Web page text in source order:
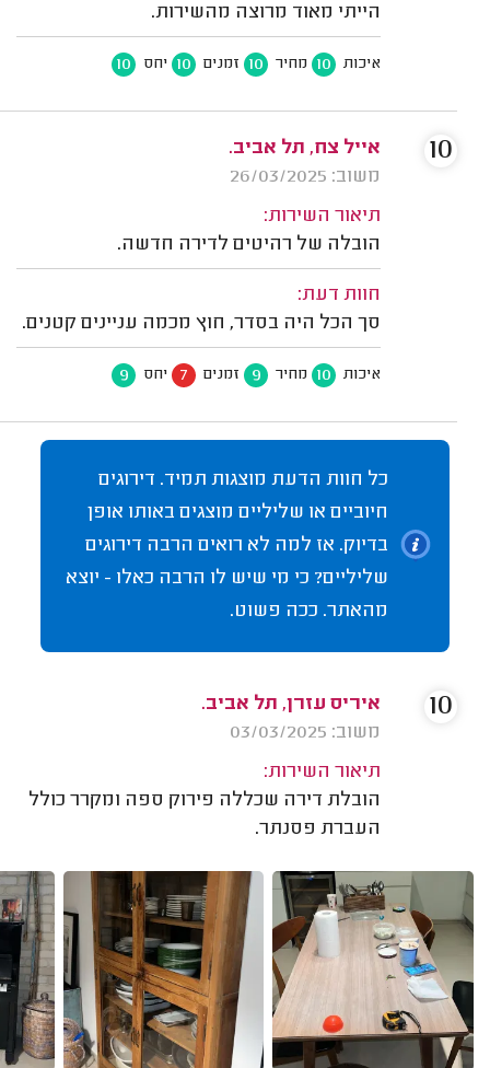
הייתי מאוד מרוצה מהשירות.
איכות 10 מחיר 10 זמנים 10 יחס 10
אייל צח, תל אביב.
משוב: 26/03/2025
תיאור השירות:
הובלה של רהיטים לדירה חדשה.
חוות דעת:
סך הכל היה בסדר, חוץ מכמה עניינים קטנים.
איכות 10 מחיר 9 זמנים 7 יחס 9
10
כל חוות הדעת מוצגות תמיד. דירוגים
חיוביים או שליליים מוצגים באותו אופן
בדיוק. אז למה לא רואים הרבה דירוגים
שליליים? כי מי שיש לו הרבה כאלו - יוצא
מהאתר. ככה פשוט.
איריס עזרן, תל אביב.
משוב: 03/03/2025
תיאור השירות:
הובלת דירה שכללה פירוק ספה ומקרר כולל
העברת פסנתר.
10